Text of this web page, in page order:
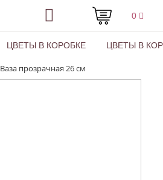
0
ЦВЕТЫ В КОРОБКЕ ЦВЕТЫ В
Ваза прозрачная 26 см